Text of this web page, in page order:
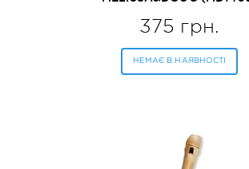
375 грн.
НЕМАЄ В НАЯВНОСТІ